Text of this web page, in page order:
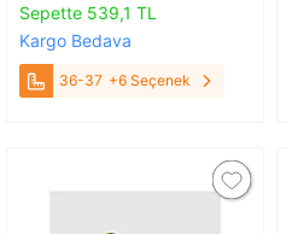
Sepette 539,1 TL
Kargo Bedava
36-37 +6 Seçenek